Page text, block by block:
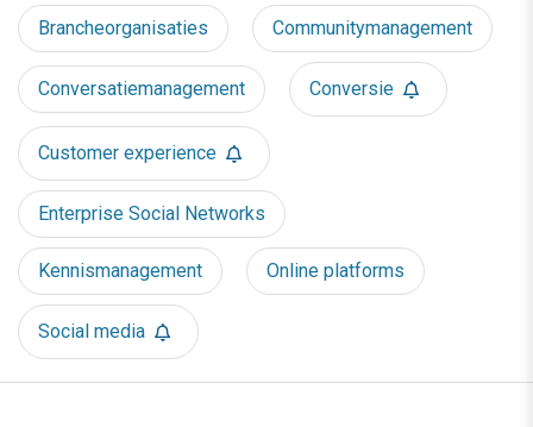
Brancheorganisaties Communitymanagement
Conversatiemanagement Conversie
Customer experience
Enterprise Social Networks
Kennismanagement Online platforms
Social media